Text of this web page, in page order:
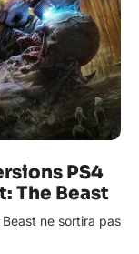
PS4
The Beast
ne sortira pas